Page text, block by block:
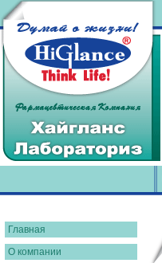
Главная
О компании